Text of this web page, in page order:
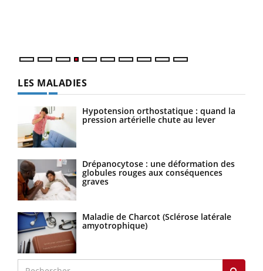
LES MALADIES
Hypotension orthostatique : quand la
pression artérielle chute au lever
Drépanocytose : une déformation des
globules rouges aux conséquences
graves
Maladie de Charcot (Sclérose latérale
amyotrophique)